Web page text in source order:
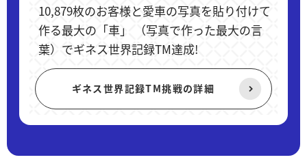
10,879枚のお客様と愛車の写真を貼り付けて
作る最大の「車」 （写真で作った最大の言
葉）でギネス世界記録TM達成!
ギネス世界記録TM挑戦の詳細